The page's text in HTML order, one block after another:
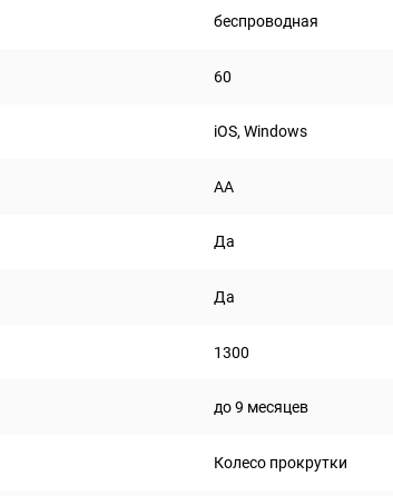
беспроводная
60
iOS, Windows
AA
Да
Да
1300
до 9 месяцев
Колесо прокрутки